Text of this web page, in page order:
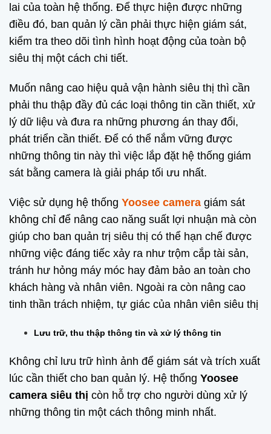
lai của toàn hệ thống. Để thực hiện được những
điều đó, ban quản lý cần phải thực hiện giám sát,
kiểm tra theo dõi tình hình hoạt động của toàn bộ
siêu thị một cách chi tiết.
Muốn nâng cao hiệu quả vận hành siêu thị thì cần
phải thu thập đầy đủ các loại thông tin cần thiết, xử
lý dữ liệu và đưa ra những phương án thay đổi,
phát triển cần thiết. Để có thể nắm vững được
những thông tin này thì việc lắp đặt hệ thống giám
sát bằng camera là giải pháp tối ưu nhất.
Việc sử dụng hệ thống Yoosee camera giám sát
không chỉ để nâng cao năng suất lợi nhuận mà còn
giúp cho ban quản trị siêu thị có thể hạn chế được
những việc đáng tiếc xảy ra như trộm cắp tài sản,
tránh hư hỏng máy móc hay đảm bảo an toàn cho
khách hàng và nhân viên. Ngoài ra còn nâng cao
tinh thần trách nhiệm, tự giác của nhân viên siêu thị
Lưu trữ, thu thập thông tin và xử lý thông tin
Không chỉ lưu trữ hình ảnh để giám sát và trích xuất
lúc cần thiết cho ban quản lý. Hệ thống Yoosee
camera siêu thị còn hỗ trợ cho người dùng xử lý
những thông tin một cách thông minh nhất.